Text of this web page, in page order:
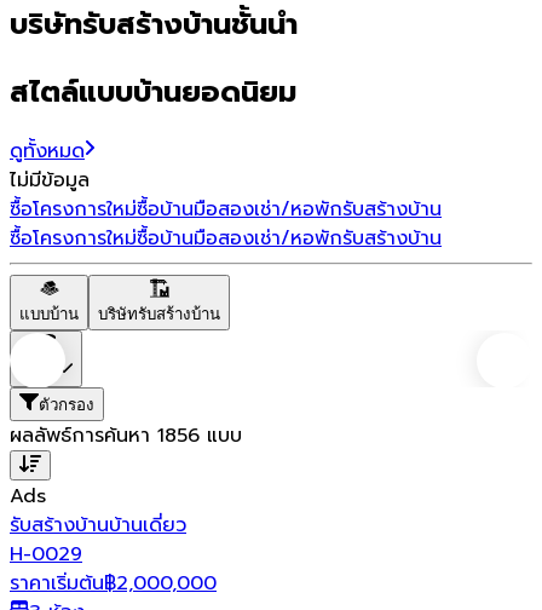
บริษัทรับสร้างบ้านชั้นนำ
สไตล์แบบบ้านยอดนิยม
ดูทั้งหมด
ไม่มีข้อมูล
ซื้อโครงการใหม่ซื้อบ้านมือสองเช่า/หอพักรับสร้างบ้าน
ซื้อโครงการใหม่ซื้อบ้านมือสองเช่า/หอพักรับสร้างบ้าน
แบบบ้าน บริษัทรับสร้างบ้าน
ตัวกรอง
ผลลัพธ์การค้นหา 1856 แบบ
Ads
รับสร้างบ้านบ้านเดี่ยว
H-0029
ราคาเริ่มต้น฿2,000,000